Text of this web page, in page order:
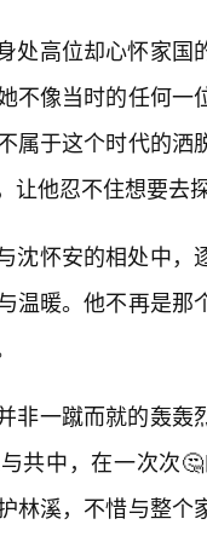
处高位却心怀家
不像当时的任何
属于这个时代的
让他忍不住想要去
沈怀安的相处中
温暖。他不再是
非一蹴而就的轰轰
共中，在一次次
林溪，不惜与整